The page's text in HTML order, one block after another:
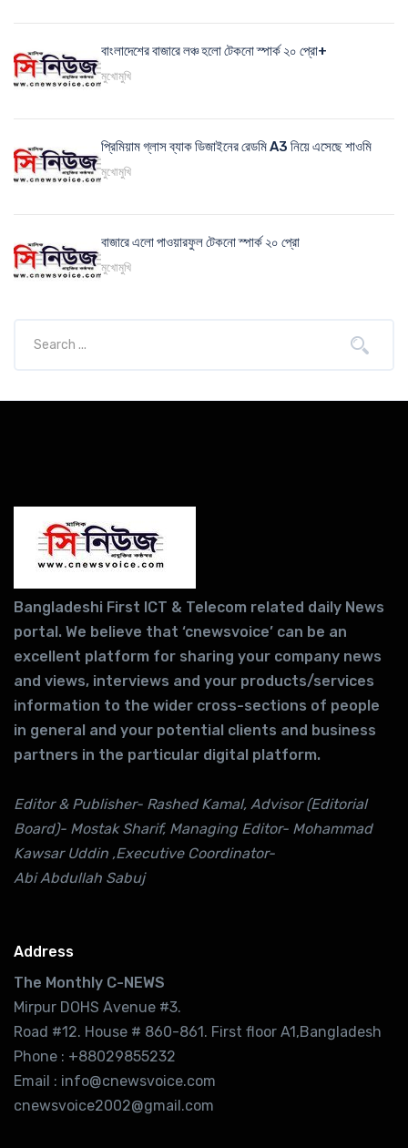
বাংলাদেশের বাজারে লঞ্চ হলো টেকনো স্পার্ক ২০ প্রো+
মুখোমুখি
প্রিমিয়াম গ্লাস ব্যাক ডিজাইনের রেডমি A3 নিয়ে এসেছে শাওমি
মুখোমুখি
বাজারে এলো পাওয়ারফুল টেকনো স্পার্ক ২০ প্রো
মুখোমুখি
Bangladeshi First ICT & Telecom related daily News
portal. We believe that ‘cnewsvoice’ can be an
excellent platform for sharing your company news
and views, interviews and your products/services
information to the wider cross-sections of people
in general and your potential clients and business
partners in the particular digital platform.
Editor & Publisher- Rashed Kamal, Advisor (Editorial
Board)- Mostak Sharif, Managing Editor- Mohammad
Kawsar Uddin ,Executive Coordinator-
Abi Abdullah Sabuj
Address
The Monthly C-NEWS
Mirpur DOHS Avenue #3.
Road #12. House # 860-861. First floor A1,Bangladesh
Phone : +88029855232
Email : info@cnewsvoice.com
cnewsvoice2002@gmail.com